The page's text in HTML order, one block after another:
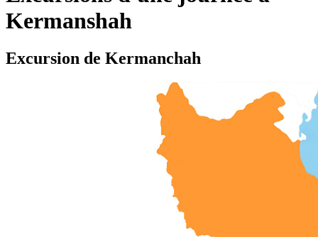
Kermanshah
Excursion de Kermanchah